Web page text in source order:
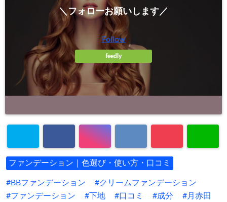
＼フォローお願いします／
Follow
feedly
ファンデーション｜色選び・使い方・口コミ
BBファンデーション
クリームファンデーション
ファンデーション
下地 口コミ 成分
月赤田